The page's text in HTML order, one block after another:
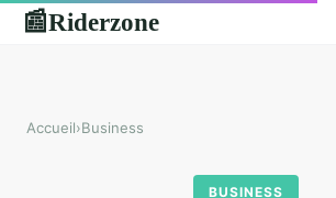
📰Riderzone
Accueil›Business
BUSINESS